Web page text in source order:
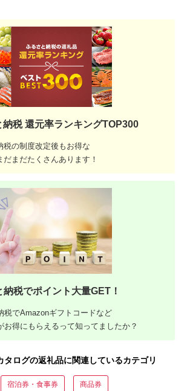
納税 還元率ランキングTOP300
税の制度改定後もお得な
だまだたくさんあります！
納税でポイント大量GET！
税でAmazonギフトコードなど
お得にもらえるって知ってましたか？
タログの返礼品に関連しているカテゴリ
宿泊券・食事券 商品券